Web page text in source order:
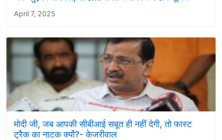
April 7, 2025
मोदी जी, जब आपकी सीबीआई सबूत ही नहीं देगी, तो फास्ट
ट्रैक का नाटक क्यों?- केजरीवाल